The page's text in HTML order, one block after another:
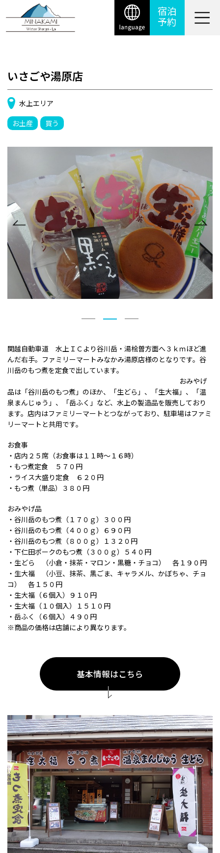
宿泊
予約
いさごや湯原店
水上エリア
お土産 買う
関越自動車道 水上ＩＣより谷川岳・湯桧曽方面へ３ｋｍほど進
んだ右手。ファミリーマートみなかみ湯原店様のとなりです。谷
川岳のもつ煮を定食で出しています。
おみやげ
品は「谷川岳のもつ煮」のほか、「生どら」、「生大福」、「温
泉まんじゅう」、「岳ふく」など、水上の製造品を販売しており
ます。店内はファミリーマートとつながっており、駐車場はファミ
リーマートと共用です。
お食事
・店内２５席（お食事は１１時～１６時）
・もつ煮定食 ５７０円
・ライス大盛り定食 ６２０円
・もつ煮（単品）３８０円
おみやげ品
・谷川岳のもつ煮（１７０ｇ）３００円
・谷川岳のもつ煮（４００ｇ）６９０円
・谷川岳のもつ煮（８００ｇ）１３２０円
・下仁田ポークのもつ煮（３００ｇ）５４０円
・生どら （小倉・抹茶・マロン・黒糖・チョコ） 各１９０円
・生大福 （小豆、抹茶、黒ごま、キャラメル、かぼちゃ、チョ
コ） 各１５０円
・生大福（６個入）９１０円
・生大福（１０個入）１５１０円
・岳ふく（６個入）４９０円
※商品の価格は店舗により異なります。
基本情報はこちら